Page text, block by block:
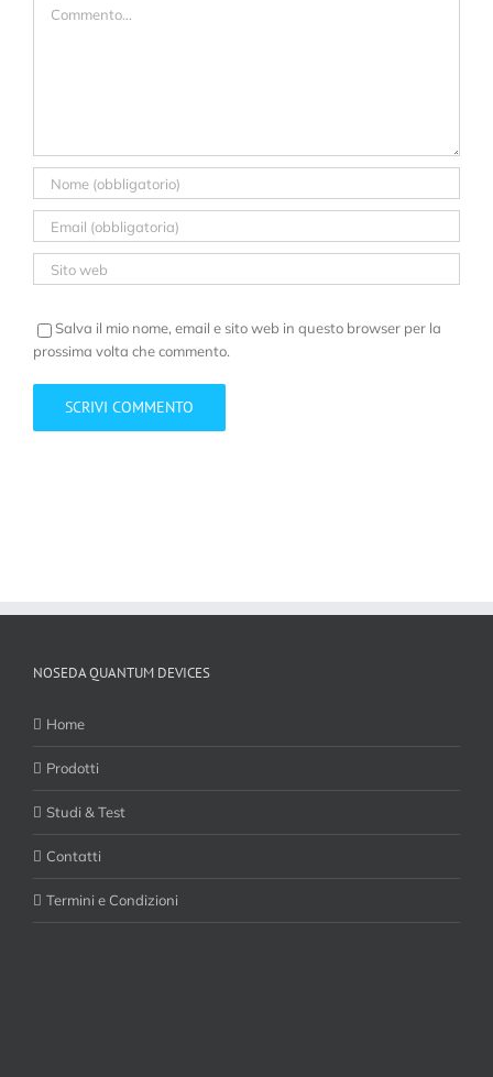
Salva il mio nome, email e sito web in questo browser per la
prossima volta che commento.
NOSEDA QUANTUM DEVICES
Home
Prodotti
Studi & Test
Contatti
Termini e Condizioni